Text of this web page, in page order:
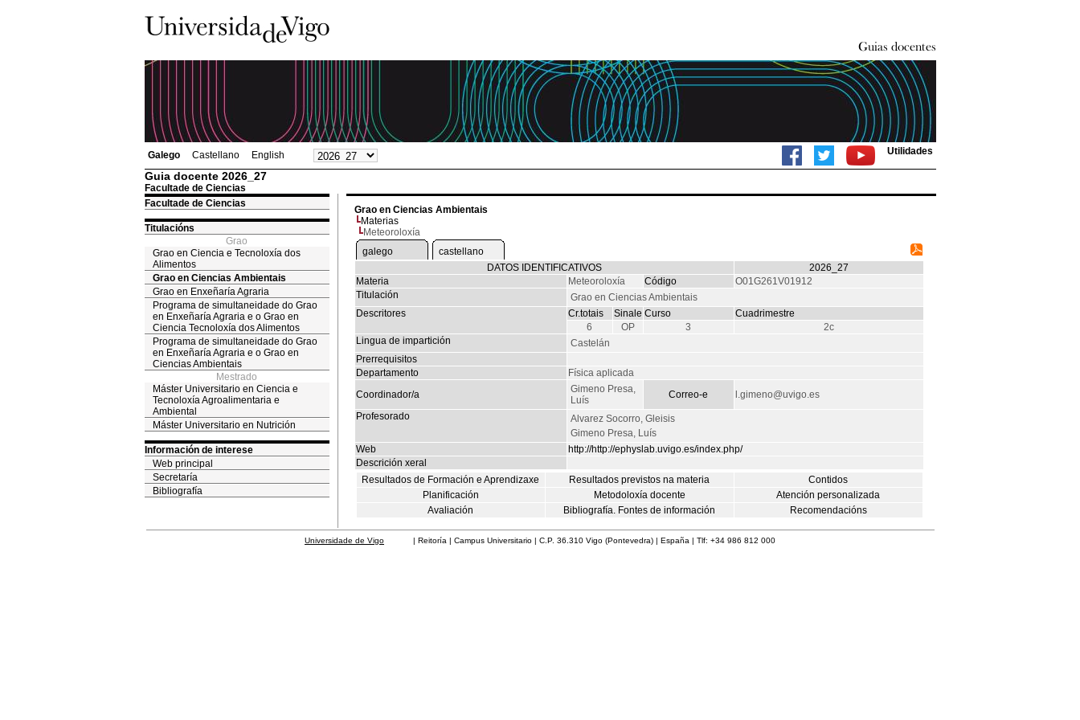
Galego Castellano English Utilidades
Guia docente 2026_27
Facultade de Ciencias
Facultade de Ciencias
Titulacións
Grao
Grao en Ciencia e Tecnoloxía dos
Alimentos
Grao en Ciencias Ambientais
Grao en Enxeñaría Agraria
Programa de simultaneidade do Grao
en Enxeñaría Agraria e o Grao en
Ciencia Tecnoloxía dos Alimentos
Programa de simultaneidade do Grao
en Enxeñaría Agraria e o Grao en
Ciencias Ambientais
Mestrado
Máster Universitario en Ciencia e
Tecnoloxía Agroalimentaria e
Ambiental
Máster Universitario en Nutrición
Información de interese
Web principal
Secretaría
Bibliografía
Grao en Ciencias Ambientais
Materias
Meteoroloxía
galego
castellano
DATOS IDENTIFICATIVOS
2026_27
Materia
Meteoroloxía Código
O01G261V01912
Titulación
Grao en Ciencias Ambientais
Descritores
Cr.totais Sinale Curso
Cuadrimestre
6
OP 3
2c
Lingua de impartición
Castelán
Prerrequisitos
Departamento
Física aplicada
Coordinador/a
Gimeno Presa,
Luís
Correo-e
l.gimeno@uvigo.es
Profesorado
Alvarez Socorro, Gleisis
Gimeno Presa, Luís
Web
http://http://ephyslab.uvigo.es/index.php/
Descrición xeral
Resultados de Formación e Aprendizaxe
Resultados previstos na materia
Contidos
Planificación
Metodoloxía docente
Atención personalizada
Avaliación
Bibliografía. Fontes de información Recomendacións
Universidade de Vigo | Reitoría | Campus Universitario | C.P. 36.310 Vigo (Pontevedra) | España | Tlf: +34 986 812 000